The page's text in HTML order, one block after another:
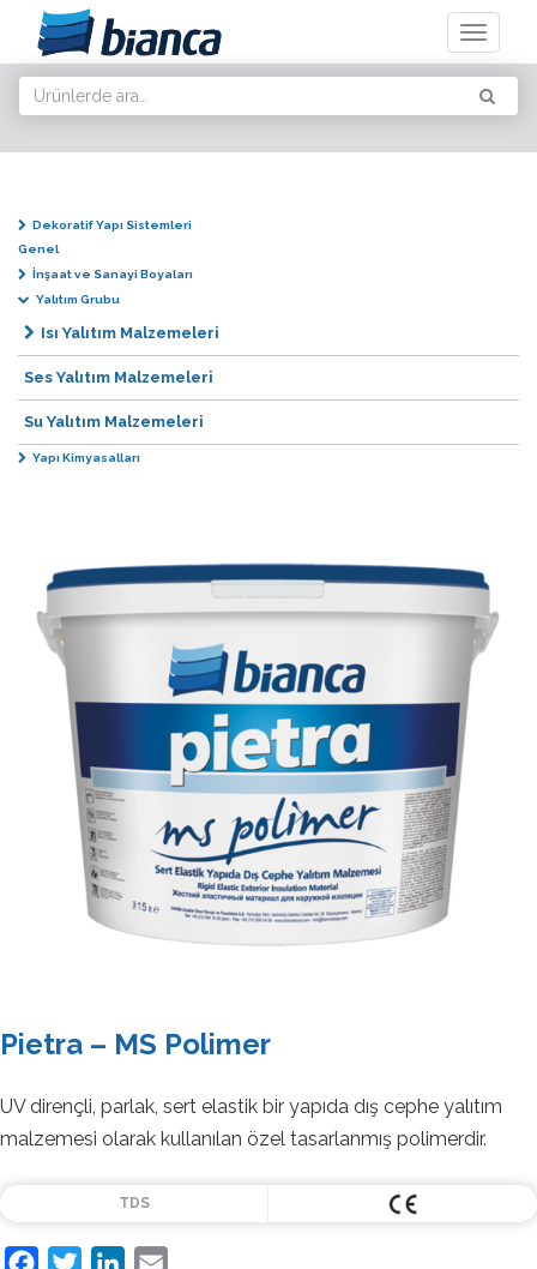
Toggle
Dekoratif Yapı Sistemleri
Genel
İnşaat ve Sanayi Boyaları
Yalıtım Grubu
Isı Yalıtım Malzemeleri
Ses Yalıtım Malzemeleri
Su Yalıtım Malzemeleri
Yapı Kimyasalları
Pietra – MS Polimer
UV dirençli, parlak, sert elastik bir yapıda dış cephe yalıtım
malzemesi olarak kullanılan özel tasarlanmış polimerdir.
TDS
FacebookTwitterLinkedIn